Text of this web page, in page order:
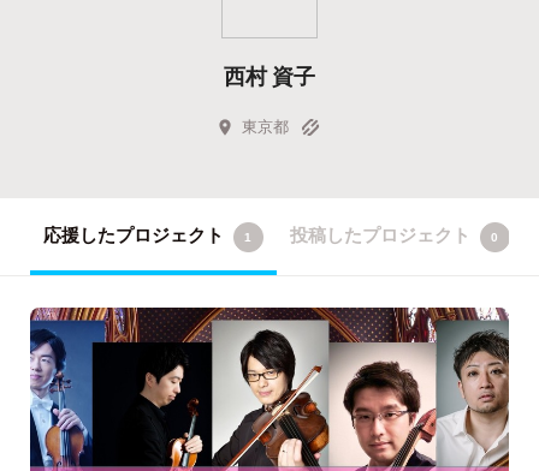
西村 資子
東京都
応援したプロジェクト 1 投稿したプロジェクト 0